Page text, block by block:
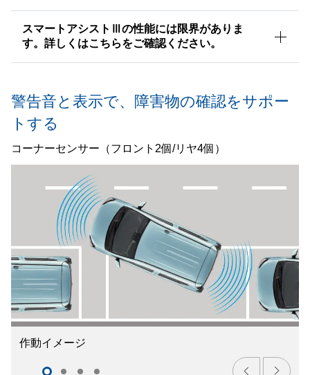
スマートアシストⅢの性能には限界がありま
す。詳しくはこちらをご確認ください。
警告音と表示で、 障害物の確認をサポー
トする
コーナーセンサー（フロント2個/リヤ4個）
作動イメージ